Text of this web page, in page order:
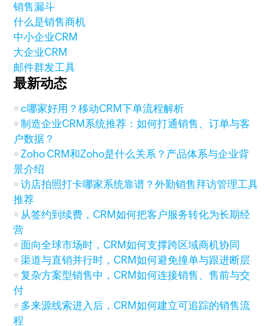
销售漏斗
什么是销售商机
中小企业CRM
大企业CRM
邮件群发工具
最新动态
c哪家好用？移动CRM下单流程解析
制造企业CRM系统推荐：如何打通销售、订单与客
户数据？
Zoho CRM和Zoho是什么关系？产品体系与企业背
景介绍
访店拍照打卡哪家系统靠谱？外勤销售拜访管理工具
推荐
从签约到续费，CRM如何把客户服务转化为长期经
营
面向全球市场时，CRM如何支撑跨区域商机协同
渠道与直销并行时，CRM如何避免撞单与跟进断层
复杂方案型销售中，CRM如何连接销售、售前与交
付
多来源线索进入后，CRM如何建立可追踪的销售流
程